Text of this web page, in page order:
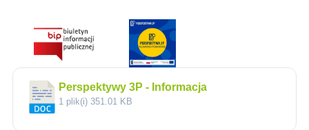
Perspektywy 3P - Informacja
1 plik(i) 351.01 KB